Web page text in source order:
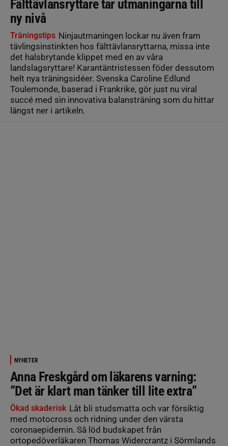
Fälttävlansryttare tar utmaningarna till
ny nivå
Träningstips Ninjautmaningen lockar nu även fram
tävlingsinstinkten hos fälttävlansryttarna, missa inte
det halsbrytande klippet med en av våra
landslagsryttare! Karantäntristessen föder dessutom
helt nya träningsidéer. Svenska Caroline Edlund
Toulemonde, baserad i Frankrike, gör just nu viral
succé med sin innovativa balansträning som du hittar
längst ner i artikeln.
NYHETER
Anna Freskgård om läkarens varning:
”Det är klart man tänker till lite extra”
Ökad skaderisk Låt bli studsmatta och var försiktig
med motocross och ridning under den värsta
coronaepidemin. Så löd budskapet från
ortopedöverläkaren Thomas Widercrantz i Sörmlands